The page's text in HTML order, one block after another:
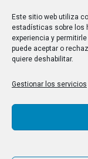
Este sitio web utiliza
estadísticas sobre los
experiencia y
puede aceptar o
quiere deshabilitar.
Gestionar los servicios
28/07/2026
Buscar
Buscar:
Aviso Legal|